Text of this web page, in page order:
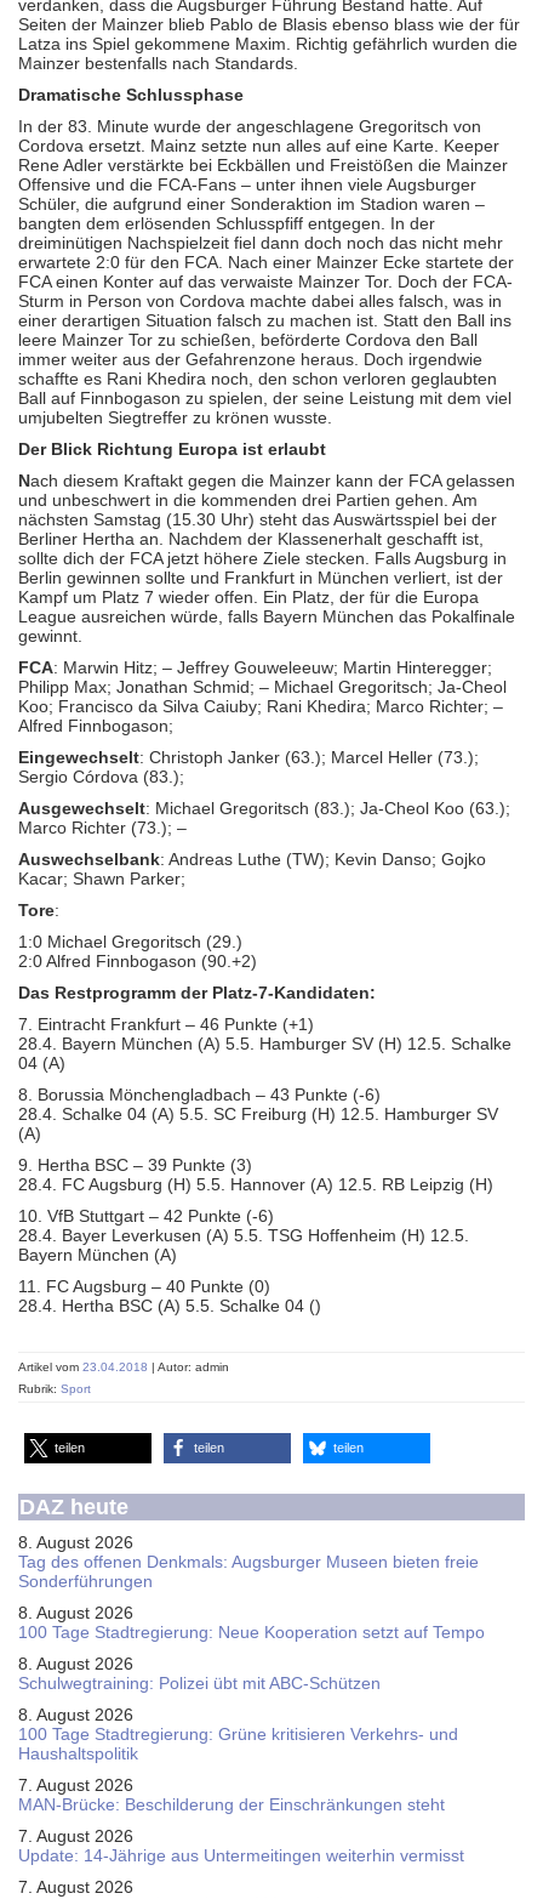
verdanken, dass die Augsburger Führung Bestand hatte. Auf
Seiten der Mainzer blieb Pablo de Blasis ebenso blass wie der für
Latza ins Spiel gekommene Maxim. Richtig gefährlich wurden die
Mainzer bestenfalls nach Standards.
Dramatische Schlussphase
In der 83. Minute wurde der angeschlagene Gregoritsch von
Cordova ersetzt. Mainz setzte nun alles auf eine Karte. Keeper
Rene Adler verstärkte bei Eckbällen und Freistößen die Mainzer
Offensive und die FCA-Fans – unter ihnen viele Augsburger
Schüler, die aufgrund einer Sonderaktion im Stadion waren –
bangten dem erlösenden Schlusspfiff entgegen. In der
dreiminütigen Nachspielzeit fiel dann doch noch das nicht mehr
erwartete 2:0 für den FCA. Nach einer Mainzer Ecke startete der
FCA einen Konter auf das verwaiste Mainzer Tor. Doch der FCA-
Sturm in Person von Cordova machte dabei alles falsch, was in
einer derartigen Situation falsch zu machen ist. Statt den Ball ins
leere Mainzer Tor zu schießen, beförderte Cordova den Ball
immer weiter aus der Gefahrenzone heraus. Doch irgendwie
schaffte es Rani Khedira noch, den schon verloren geglaubten
Ball auf Finnbogason zu spielen, der seine Leistung mit dem viel
umjubelten Siegtreffer zu krönen wusste.
Der Blick Richtung Europa ist erlaubt
Nach diesem Kraftakt gegen die Mainzer kann der FCA gelassen
und unbeschwert in die kommenden drei Partien gehen. Am
nächsten Samstag (15.30 Uhr) steht das Auswärtsspiel bei der
Berliner Hertha an. Nachdem der Klassenerhalt geschafft ist,
sollte dich der FCA jetzt höhere Ziele stecken. Falls Augsburg in
Berlin gewinnen sollte und Frankfurt in München verliert, ist der
Kampf um Platz 7 wieder offen. Ein Platz, der für die Europa
League ausreichen würde, falls Bayern München das Pokalfinale
gewinnt.
FCA: Marwin Hitz; – Jeffrey Gouweleeuw; Martin Hinteregger;
Philipp Max; Jonathan Schmid; – Michael Gregoritsch; Ja-Cheol
Koo; Francisco da Silva Caiuby; Rani Khedira; Marco Richter; –
Alfred Finnbogason;
Eingewechselt: Christoph Janker (63.); Marcel Heller (73.);
Sergio Córdova (83.);
Ausgewechselt: Michael Gregoritsch (83.); Ja-Cheol Koo (63.);
Marco Richter (73.); –
Auswechselbank: Andreas Luthe (TW); Kevin Danso; Gojko
Kacar; Shawn Parker;
Tore:
1:0 Michael Gregoritsch (29.)
2:0 Alfred Finnbogason (90.+2)
Das Restprogramm der Platz-7-Kandidaten:
7. Eintracht Frankfurt – 46 Punkte (+1)
28.4. Bayern München (A) 5.5. Hamburger SV (H) 12.5. Schalke
04 (A)
8. Borussia Mönchengladbach – 43 Punkte (-6)
28.4. Schalke 04 (A) 5.5. SC Freiburg (H) 12.5. Hamburger SV
(A)
9. Hertha BSC – 39 Punkte (3)
28.4. FC Augsburg (H) 5.5. Hannover (A) 12.5. RB Leipzig (H)
10. VfB Stuttgart – 42 Punkte (-6)
28.4. Bayer Leverkusen (A) 5.5. TSG Hoffenheim (H) 12.5.
Bayern München (A)
11. FC Augsburg – 40 Punkte (0)
28.4. Hertha BSC (A) 5.5. Schalke 04 ()
Artikel vom 23.04.2018 | Autor: admin
Rubrik: Sport
teilen teilen teilen
DAZ heute
8. August 2026
Tag des offenen Denkmals: Augsburger Museen bieten freie
Sonderführungen
8. August 2026
100 Tage Stadtregierung: Neue Kooperation setzt auf Tempo
8. August 2026
Schul­weg­trai­ning: Poli­zei übt mit ABC-Schüt­zen
8. August 2026
100 Tage Stadtregierung: Grüne kritisieren Verkehrs- und
Haushaltspolitik
7. August 2026
MAN-Brücke: Beschilderung der Einschränkungen steht
7. August 2026
Update: 14-Jährige aus Untermeitingen weiterhin vermisst
7. August 2026